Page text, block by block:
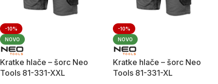
-10%
NOVO
Kratke hlače – šorc Neo
Tools 81-331-XXL
-10%
NOVO
Kratke hlače – šorc Neo
Tools 81-331-XL